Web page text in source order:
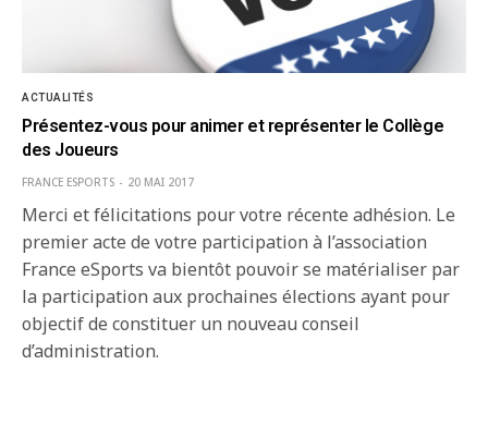
ACTUALITÉS
Présentez-vous pour animer et représenter le Collège
des Joueurs
FRANCE ESPORTS 20 MAI 2017
Merci et félicitations pour votre récente adhésion. Le
premier acte de votre participation à l’association
France eSports va bientôt pouvoir se matérialiser par
la participation aux prochaines élections ayant pour
objectif de constituer un nouveau conseil
d’administration.